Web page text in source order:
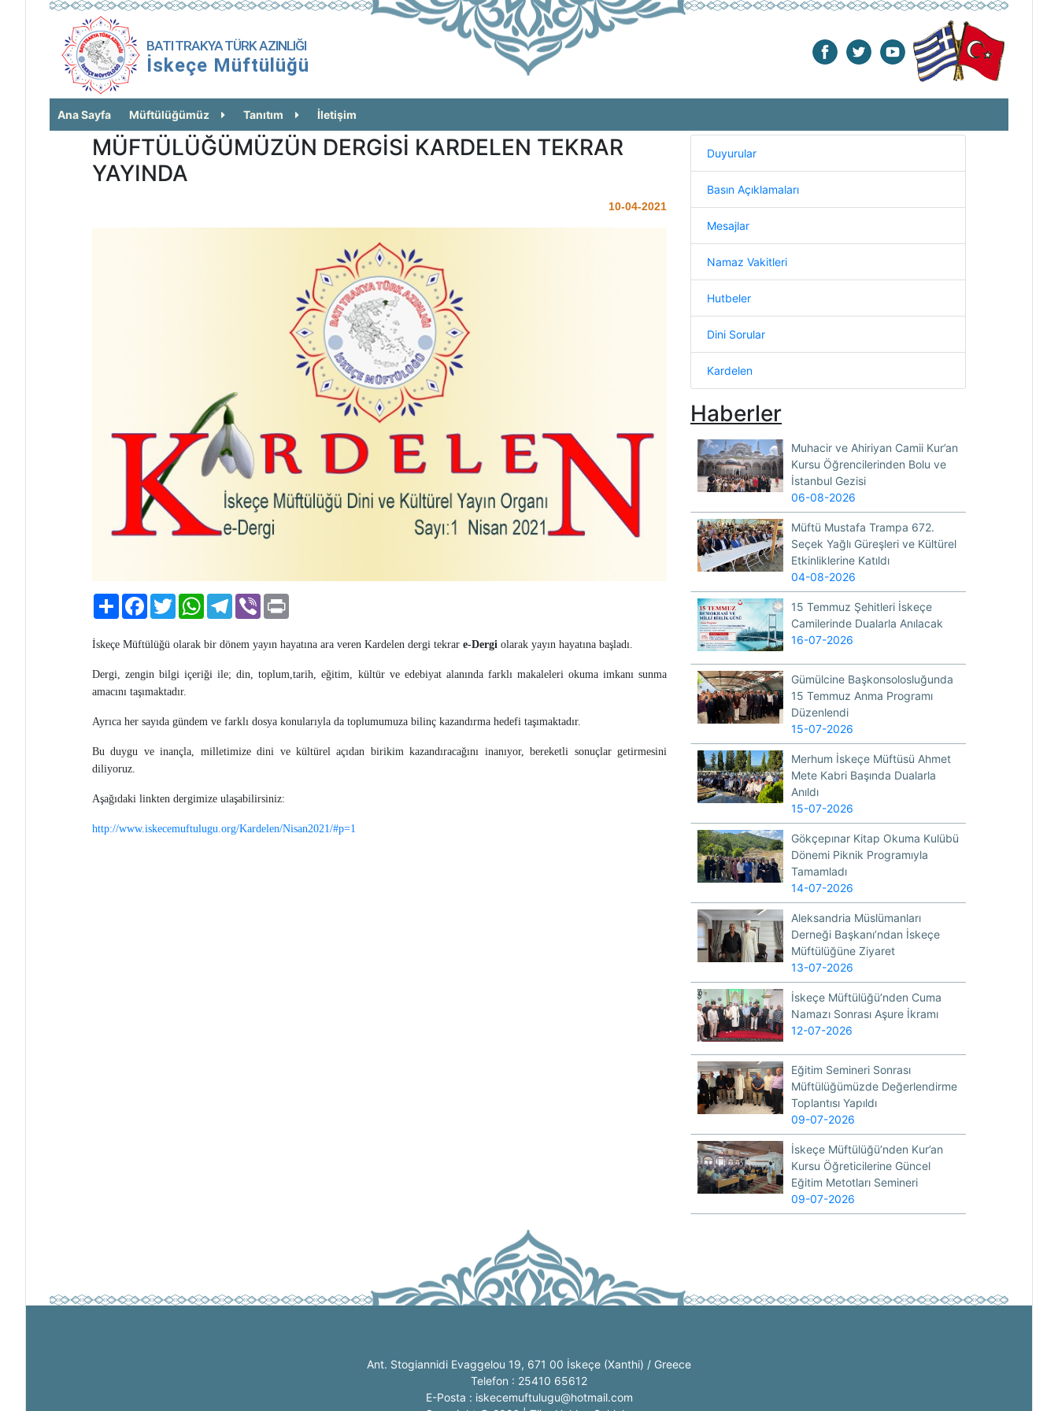
BATI TRAKYA TÜRK AZINLIĞI
İskeçe Müftülüğü
Ana Sayfa Müftülüğümüz Tanıtım İletişim
MÜFTÜLÜĞÜMÜZÜN DERGİSİ KARDELEN TEKRAR
YAYINDA
10-04-2021
PaylaşFacebook
TwitterWhatsAppTelegram
Viber
İskeçe Müftülüğü olarak bir dönem yayın hayatına ara veren Kardelen dergi tekrar e-Dergi olarak yayın hayatına başladı.
Dergi, zengin bilgi içeriği ile; din, toplum,tarih, eğitim, kültür ve edebiyat alanında farklı makaleleri okuma imkanı sunma
amacını taşımaktadır.
Ayrıca her sayıda gündem ve farklı dosya konularıyla da toplumumuza bilinç kazandırma hedefi taşımaktadır.
Bu duygu ve inançla, milletimize dini ve kültürel açıdan birikim kazandıracağını inanıyor, bereketli sonuçlar getirmesini
diliyoruz.
Aşağıdaki linkten dergimize ulaşabilirsiniz:
http://www.iskecemuftulugu.org/Kardelen/Nisan2021/#p=1
Duyurular
Basın Açıklamaları
Mesajlar
Namaz Vakitleri
Hutbeler
Dini Sorular
Kardelen
Haberler
Muhacir ve Ahiriyan Camii Kur’an
Kursu Öğrencilerinden Bolu ve
İstanbul Gezisi
06-08-2026
Müftü Mustafa Trampa 672.
Seçek Yağlı Güreşleri ve Kültürel
Etkinliklerine Katıldı
04-08-2026
15 Temmuz Şehitleri İskeçe
Camilerinde Dualarla Anılacak
16-07-2026
Gümülcine Başkonsolosluğunda
15 Temmuz Anma Programı
Düzenlendi
15-07-2026
Merhum İskeçe Müftüsü Ahmet
Mete Kabri Başında Dualarla
Anıldı
15-07-2026
Gökçepınar Kitap Okuma Kulübü
Dönemi Piknik Programıyla
Tamamladı
14-07-2026
Aleksandria Müslümanları
Derneği Başkanı’ndan İskeçe
Müftülüğüne Ziyaret
13-07-2026
İskeçe Müftülüğü’nden Cuma
Namazı Sonrası Aşure İkramı
12-07-2026
Eğitim Semineri Sonrası
Müftülüğümüzde Değerlendirme
Toplantısı Yapıldı
09-07-2026
İskeçe Müftülüğü’nden Kur’an
Kursu Öğreticilerine Güncel
Eğitim Metotları Semineri
09-07-2026
Ant. Stogiannidi Evaggelou 19, 671 00 İskeçe (Xanthi) / Greece
Telefon : 25410 65612
E-Posta : iskecemuftulugu@hotmail.com